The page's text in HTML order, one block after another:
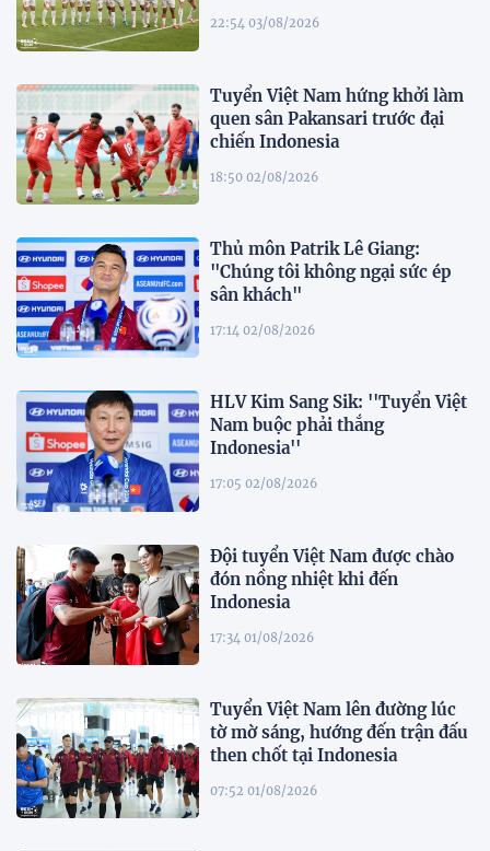
22:54 03/08/2026
Tuyển Việt Nam hứng khởi làm
quen sân Pakansari trước đại
chiến Indonesia
18:50 02/08/2026
Thủ môn Patrik Lê Giang:
"Chúng tôi không ngại sức ép
sân khách"
17:14 02/08/2026
HLV Kim Sang Sik: ''Tuyển Việt
Nam buộc phải thắng
Indonesia''
17:05 02/08/2026
Đội tuyển Việt Nam được chào
đón nồng nhiệt khi đến
Indonesia
17:34 01/08/2026
Tuyển Việt Nam lên đường lúc
tờ mờ sáng, hướng đến trận đấu
then chốt tại Indonesia
07:52 01/08/2026